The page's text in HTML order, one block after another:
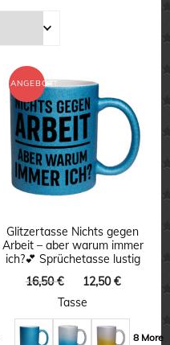
sortiert
ANGEBOT!
Glitzertasse Nichts gegen
Arbeit – aber warum immer
ich?💕 Sprüchetasse lustig
16,50€
Ursprünglicher
Preis
16,50 €
12,50€
12,50 €.
Tasse
8 More